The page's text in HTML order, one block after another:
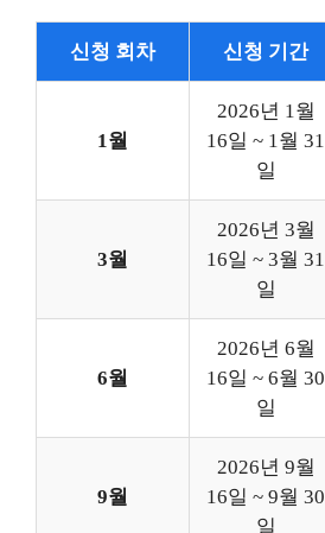
신청 회차 신청 기간
1월
2026년 1월
16일 ~ 1월 31
일
3월
2026년 3월
16일 ~ 3월 31
일
6월
2026년 6월
16일 ~ 6월 30
일
9월
2026년 9월
16일 ~ 9월 30
일